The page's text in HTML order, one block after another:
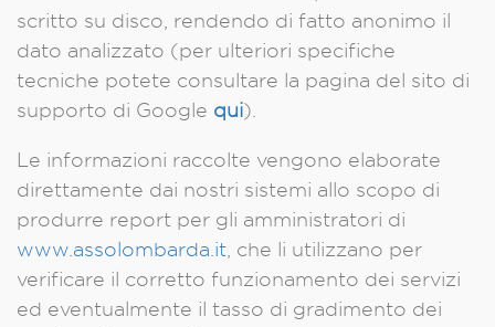
scritto su disco, rendendo di fatto anonimo il
dato analizzato (per ulteriori specifiche
tecniche potete consultare la pagina del sito di
supporto di Google qui).
Le informazioni raccolte vengono elaborate
direttamente dai nostri sistemi allo scopo di
produrre report per gli amministratori di
www.assolombarda.it , che li utilizzano per
verificare il corretto funzionamento dei servizi
ed eventualmente il tasso di gradimento dei